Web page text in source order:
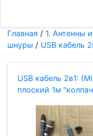
Главная / 1. Антенны
шнуры / USB кабель
USB кабель 2в1:
плоский 1м